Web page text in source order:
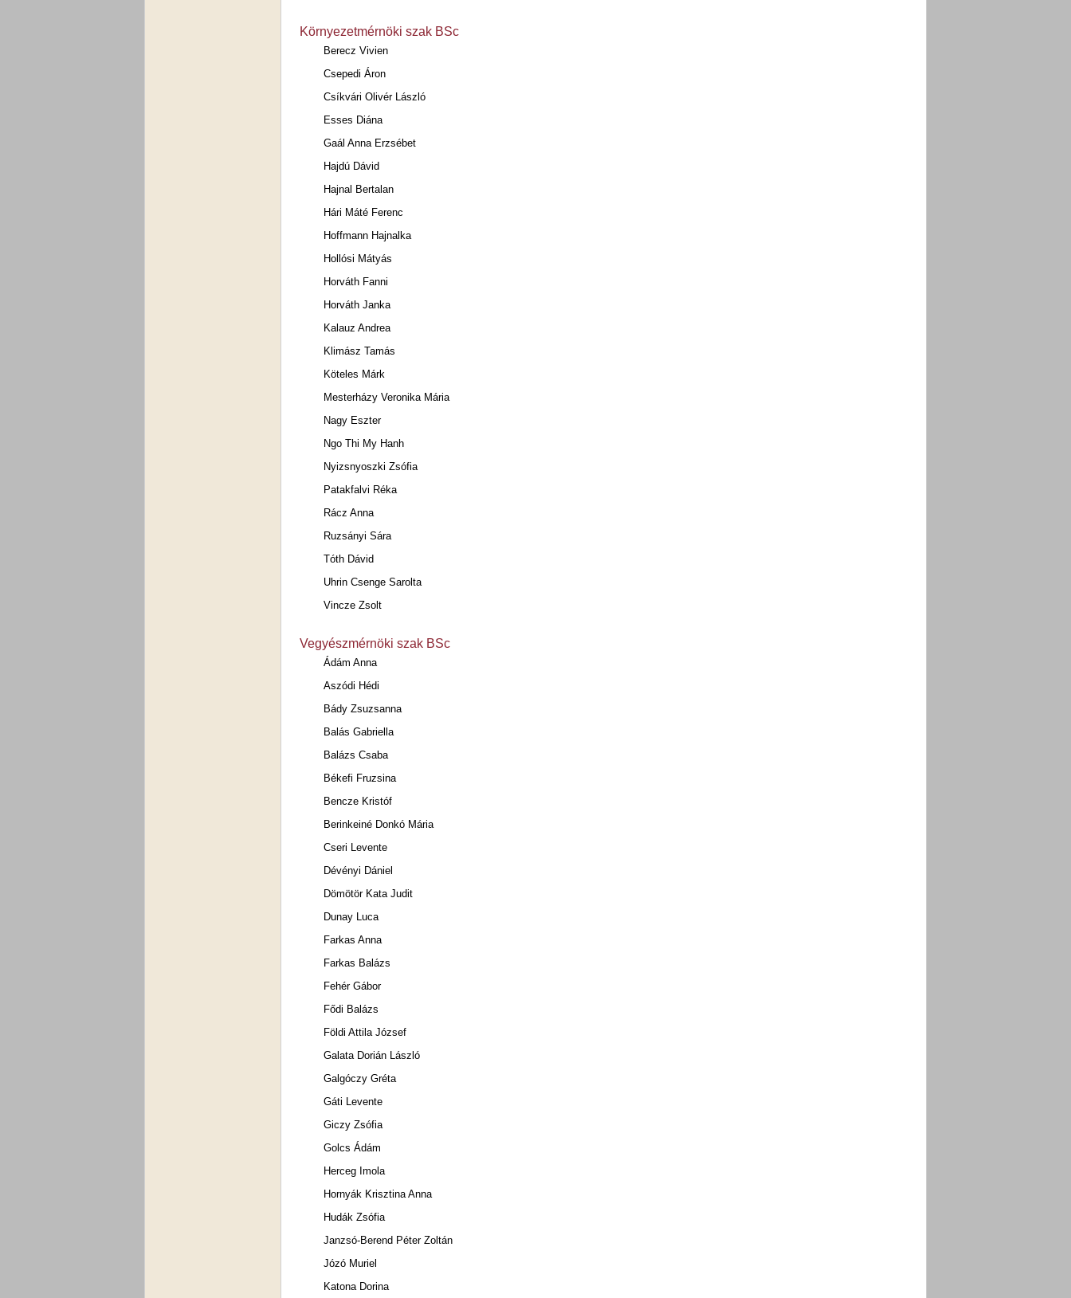
Környezetmérnöki szak BSc
Berecz Vivien
Csepedi Áron
Csíkvári Olivér László
Esses Diána
Gaál Anna Erzsébet
Hajdú Dávid
Hajnal Bertalan
Hári Máté Ferenc
Hoffmann Hajnalka
Hollósi Mátyás
Horváth Fanni
Horváth Janka
Kalauz Andrea
Klimász Tamás
Köteles Márk
Mesterházy Veronika Mária
Nagy Eszter
Ngo Thi My Hanh
Nyizsnyoszki Zsófia
Patakfalvi Réka
Rácz Anna
Ruzsányi Sára
Tóth Dávid
Uhrin Csenge Sarolta
Vincze Zsolt
Vegyészmérnöki szak BSc
Ádám Anna
Aszódi Hédi
Bády Zsuzsanna
Balás Gabriella
Balázs Csaba
Békefi Fruzsina
Bencze Kristóf
Berinkeiné Donkó Mária
Cseri Levente
Dévényi Dániel
Dömötör Kata Judit
Dunay Luca
Farkas Anna
Farkas Balázs
Fehér Gábor
Fődi Balázs
Földi Attila József
Galata Dorián László
Galgóczy Gréta
Gáti Levente
Giczy Zsófia
Golcs Ádám
Herceg Imola
Hornyák Krisztina Anna
Hudák Zsófia
Janzsó-Berend Péter Zoltán
Józó Muriel
Katona Dorina